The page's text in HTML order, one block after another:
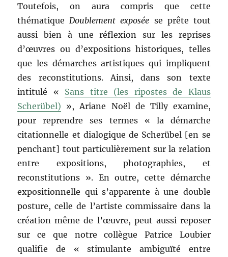
Toutefois, on aura compris que cette
thématique Doublement exposée se prête tout
aussi bien à une réflexion sur les reprises
d’œuvres ou d’expositions historiques, telles
que les démarches artistiques qui impliquent
des reconstitutions. Ainsi, dans son texte
intitulé « Sans titre (les ripostes de Klaus
Scherübel) », Ariane Noël de Tilly examine,
pour reprendre ses termes « la démarche
citationnelle et dialogique de Scherübel [en se
penchant] tout particulièrement sur la relation
entre expositions, photographies, et
reconstitutions ». En outre, cette démarche
expositionnelle qui s’apparente à une double
posture, celle de l’artiste commissaire dans la
création même de l’œuvre, peut aussi reposer
sur ce que notre collègue Patrice Loubier
qualifie de « stimulante ambiguïté entre